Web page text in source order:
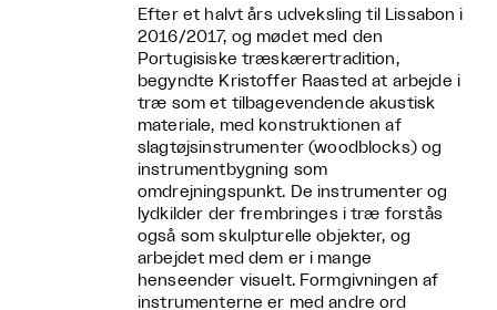
Efter et halvt års udveksling til Lissabon i
2016/2017, og mødet med den
Portugisiske træskærertradition,
begyndte Kristoffer Raasted at arbejde i
træ som et tilbagevendende akustisk
materiale, med konstruktionen af
slagtøjsinstrumenter (woodblocks) og
instrumentbygning som
omdrejningspunkt. De instrumenter og
lydkilder der frembringes i træ forstås
også som skulpturelle objekter, og
arbejdet med dem er i mange
henseender visuelt. Formgivningen af
instrumenterne er med andre ord